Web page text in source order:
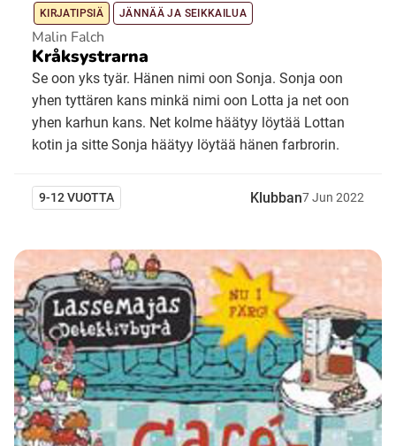
KIRJATIPSIÄ JÄNNÄÄ JA SEIKKAILUA
Malin Falch
Kråksystrarna
Se oon yks tyär. Hänen nimi oon Sonja. Sonja oon
yhen tyttären kans minkä nimi oon Lotta ja net oon
yhen karhun kans. Net kolme häätyy löytää Lottan
kotin ja sitte Sonja häätyy löytää hänen farbrorin.
9-12 VUOTTA Klubban7Jun 2022